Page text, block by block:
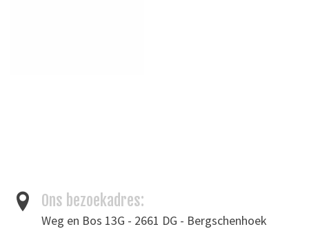
Ons bezoekadres:
Weg en Bos 13G - 2661 DG - Bergschenhoek